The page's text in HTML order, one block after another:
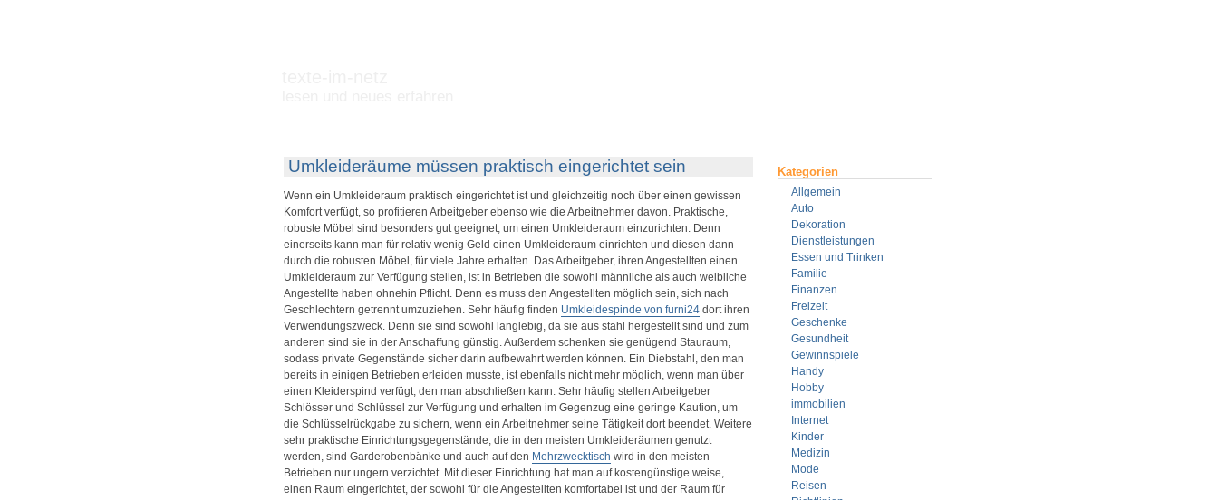
Kategorien
Allgemein
Auto
Dekoration
Dienstleistungen
Essen und Trinken
Familie
Finanzen
Freizeit
Geschenke
Gesundheit
Gewinnspiele
Handy
Hobby
immobilien
Internet
Kinder
Medizin
Mode
Reisen
Umkleideräume müssen praktisch eingerichtet sein
Wenn ein Umkleideraum praktisch eingerichtet ist und gleichzeitig noch über einen gewissen
Komfort verfügt, so profitieren Arbeitgeber ebenso wie die Arbeitnehmer davon. Praktische,
robuste Möbel sind besonders gut geeignet, um einen Umkleideraum einzurichten. Denn
einerseits kann man für relativ wenig Geld einen Umkleideraum einrichten und diesen dann
durch die robusten Möbel, für viele Jahre erhalten. Das Arbeitgeber, ihren Angestellten einen
Umkleideraum zur Verfügung stellen, ist in Betrieben die sowohl männliche als auch weibliche
Angestellte haben ohnehin Pflicht. Denn es muss den Angestellten möglich sein, sich nach
Geschlechtern getrennt umzuziehen. Sehr häufig finden Umkleidespinde von furni24dort ihren
Verwendungszweck. Denn sie sind sowohl langlebig, da sie aus stahl hergestellt sind und zum
anderen sind sie in der Anschaffung günstig. Außerdem schenken sie genügend Stauraum,
sodass private Gegenstände sicher darin aufbewahrt werden können. Ein Diebstahl, den man
bereits in einigen Betrieben erleiden musste, ist ebenfalls nicht mehr möglich, wenn man über
einen Kleiderspind verfügt, den man abschließen kann. Sehr häufig stellen Arbeitgeber
Schlösser und Schlüssel zur Verfügung und erhalten im Gegenzug eine geringe Kaution, um
die Schlüsselrückgabe zu sichern, wenn ein Arbeitnehmer seine Tätigkeit dort beendet. Weitere
sehr praktische Einrichtungsgegenstände, die in den meisten Umkleideräumen genutzt
werden, sind Garderobenbänke und auch auf den Mehrzwecktisch wird in den meisten
Betrieben nur ungern verzichtet. Mit dieser Einrichtung hat man auf kostengünstige weise,
einen Raum eingerichtet, der sowohl für die Angestellten komfortabel ist und der Raum für